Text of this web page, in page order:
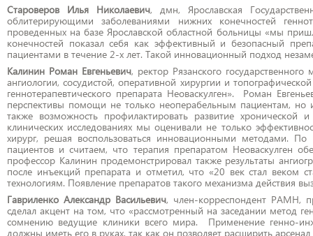
Староверов Илья Николаевич, дмн, Ярославская
облитерирующими заболеваниями нижних конечностей
проведенных на базе Ярославской областной больницы «мы
конечностей показал себя как эффективный и безопасный
пациентами в течение 2-х лет. Такой инновационный подход
Калинин Роман Евгеньевич, ректор Рязанского
ангиологии, сосудистой, оперативной хирургии и
геннотерапевтического препарата Неоваскулген». Роман
перспективы помощи не только неоперабельным пациентам,
также возможность профилактировать развитие
клинических исследованиях мы оценивали не только
хирург, решая воспользоваться инновационными методами.
пациентов и считаем, что терапия препаратом Неоваскулген
профессор Калинин продемонстрировал также результаты
после инъекций препарата и отметил, что «20 век стал веком
технологиям. Появление препаратов такого механизма действия
Гавриленко Александр Васильевич, член-корреспондент РАМН,
сделал акцент на том, что «рассмотренный на заседании метод
сомнению ведущие клиники всего мира. Применение генно-
должны иметь его в руках, так как он позволяет расширить